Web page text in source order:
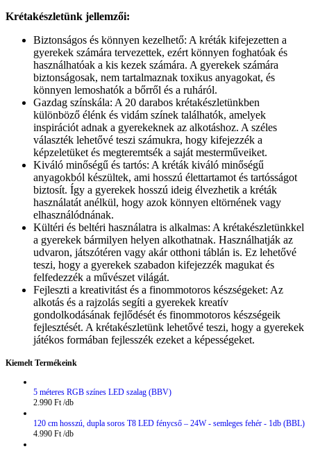
Krétakészletünk jellemzői:
Biztonságos és könnyen kezelhető: A kréták kifejezetten a
gyerekek számára tervezettek, ezért könnyen foghatóak és
használhatóak a kis kezek számára. A gyerekek számára
biztonságosak, nem tartalmaznak toxikus anyagokat, és
könnyen lemoshatók a bőrről és a ruháról.
Gazdag színskála: A 20 darabos krétakészletünkben
különböző élénk és vidám színek találhatók, amelyek
inspirációt adnak a gyerekeknek az alkotáshoz. A széles
választék lehetővé teszi számukra, hogy kifejezzék a
képzeletüket és megteremtsék a saját mesterműveiket.
Kiváló minőségű és tartós: A kréták kiváló minőségű
anyagokból készültek, ami hosszú élettartamot és tartósságot
biztosít. Így a gyerekek hosszú ideig élvezhetik a kréták
használatát anélkül, hogy azok könnyen eltörnének vagy
elhasználódnának.
Kültéri és beltéri használatra is alkalmas: A krétakészletünkkel
a gyerekek bármilyen helyen alkothatnak. Használhatják az
udvaron, játszótéren vagy akár otthoni táblán is. Ez lehetővé
teszi, hogy a gyerekek szabadon kifejezzék magukat és
felfedezzék a művészet világát.
Fejleszti a kreativitást és a finommotoros készségeket: Az
alkotás és a rajzolás segíti a gyerekek kreatív
gondolkodásának fejlődését és finommotoros készségeik
fejlesztését. A krétakészletünk lehetővé teszi, hogy a gyerekek
játékos formában fejlesszék ezeket a képességeket.
Kiemelt Termékeink
5 méteres RGB színes LED szalag (BBV)
2.990 Ft
120 cm hosszú, dupla soros T8 LED fénycső – 24W - semleges fehér - 1db (BBL)
4.990 Ft